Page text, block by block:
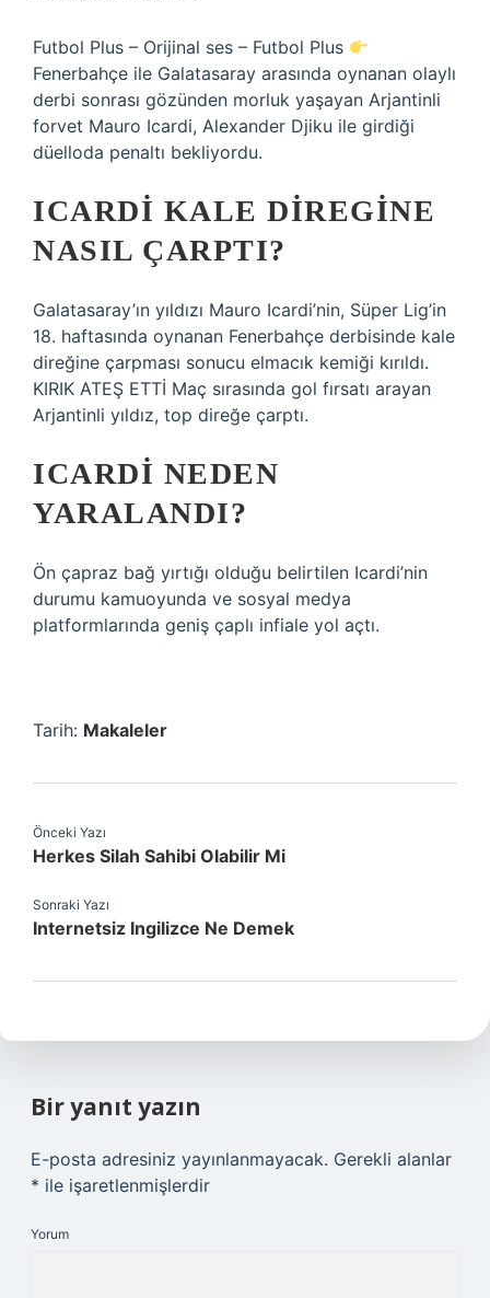
Futbol Plus – Orijinal ses – Futbol Plus
Fenerbahçe ile Galatasaray arasında oynanan olaylı
derbi sonrası gözünden morluk yaşayan Arjantinli
forvet Mauro Icardi, Alexander Djiku ile girdiği
düelloda penaltı bekliyordu.
ICARDI KALE DIREGINE
NASIL ÇARPTI?
Galatasaray’ın yıldızı Mauro Icardi’nin, Süper Lig’in
18. haftasında oynanan Fenerbahçe derbisinde kale
direğine çarpması sonucu elmacık kemiği kırıldı.
KIRIK ATEŞ ETTİ Maç sırasında gol fırsatı arayan
Arjantinli yıldız, top direğe çarptı.
ICARDI NEDEN
YARALANDI?
Ön çapraz bağ yırtığı olduğu belirtilen Icardi’nin
durumu kamuoyunda ve sosyal medya
platformlarında geniş çaplı infiale yol açtı.
Tarih: Makaleler
Önceki Yazı
Herkes Silah Sahibi Olabilir Mi
Sonraki Yazı
Internetsiz Ingilizce Ne Demek
Bir yanıt yazın
E-posta adresiniz yayınlanmayacak. Gerekli alanlar
* ile işaretlenmişlerdir
Yorum